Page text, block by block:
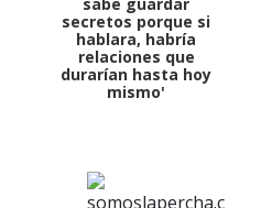
secretos porque si
hablara, habría
relaciones que
durarían hasta hoy
mismo'